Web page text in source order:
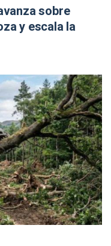
sobre
y escala la